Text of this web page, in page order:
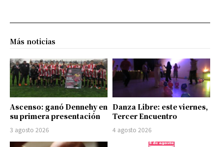
Más noticias
Ascenso: ganó Dennehy en
su primera presentación
3 agosto 2026
Danza Libre: este viernes,
Tercer Encuentro
4 agosto 2026